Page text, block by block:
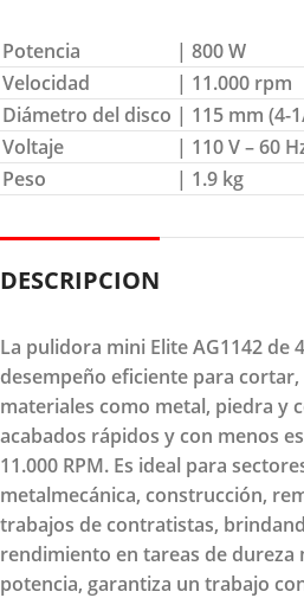
Potencia
| 800 W
Velocidad
| 11.000 rpm
Diámetro del disco | 115 mm (4-
Voltaje
| 110 V – 60
Peso
| 1.9 kg
DESCRIPCION
La pulidora mini Elite AG1142 de
desempeño eficiente para
materiales como metal, piedra y
acabados rápidos y con menos
11.000 RPM. Es ideal para
metalmecánica, construcción,
trabajos de contratistas,
rendimiento en tareas de dureza
potencia, garantiza un trabajo